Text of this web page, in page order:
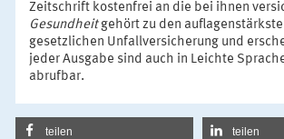
Zeitschrift kostenfrei an die bei ihnen
Gesundheitgehört zu den
gesetzlichen Unfallversicherung und
jeder Ausgabe sind auch in Leichte
abrufbar.
teilen teilen